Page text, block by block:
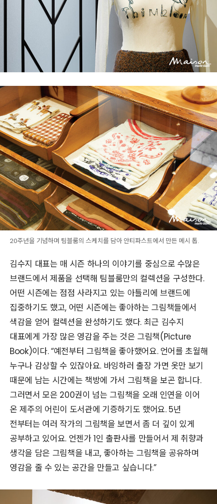
20주년을 기념하며 팀블룸의 스케치를 담아 안티파스트에서 만든 메시 톱.
김수지 대표는 매 시즌 하나의 이야기를 중심으로 수많은
브랜드에서 제품을 선택해 팀블룸만의 컬렉션을 구성한다.
어떤 시즌에는 점점 사라지고 있는 아틀리에 브랜드에
집중하기도 했고, 어떤 시즌에는 좋아하는 그림책들에서
색감을 얻어 컬렉션을 완성하기도 했다. 최근 김수지
대표에게 가장 많은 영감을 주는 것은 그림책(Picture
Book)이다. “예전부터 그림책을 좋아했어요. 언어를 초월해
누구나 감상할 수 있잖아요. 바잉하러 출장 가면 옷만 보기
때문에 남는 시간에는 책방에 가서 그림책을 보곤 합니다.
그러면서 모은 200권이 넘는 그림책을 오래 인연을 이어
온 제주의 어린이 도서관에 기증하기도 했어요. 5년
전부터는 여러 작가의 그림책을 보면서 좀 더 깊이 있게
공부하고 있어요. 언젠가 1인 출판사를 만들어서 제 취향과
생각을 담은 그림책을 내고, 좋아하는 그림책을 공유하며
영감을 줄 수 있는 공간을 만들고 싶습니다.”